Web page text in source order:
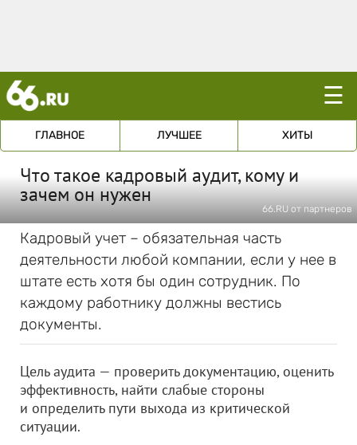
☰
ГЛАВНОЕ ЛУЧШЕЕ ХИТЫ
Что такое кадровый аудит, кому и
зачем он нужен
66.RU от партнеров
Кадровый учет – обязательная часть
деятельности любой компании, если у нее в
штате есть хотя бы один сотрудник. По
каждому работнику должны вестись
документы.
Цель аудита — проверить документацию, оценить
эффективность, найти слабые стороны
и определить пути выхода из критической
ситуации.